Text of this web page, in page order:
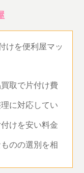
けを便利屋マッ
取で片付け費
に対応してい
けを安い料金
のの選別を相